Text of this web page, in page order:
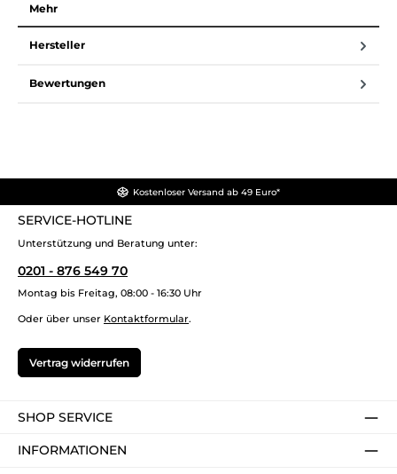
Mehr
Hersteller
Bewertungen
Kostenloser Versand ab 49 Euro*
SERVICE-HOTLINE
Unterstützung und Beratung unter:
0201 - 876 549 70
Montag bis Freitag, 08:00 - 16:30 Uhr
Oder über unser Kontaktformular.
Vertrag widerrufen
SHOP SERVICE
INFORMATIONEN